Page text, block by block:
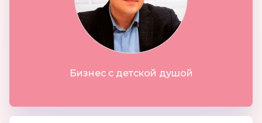
Бизнес с детской душой